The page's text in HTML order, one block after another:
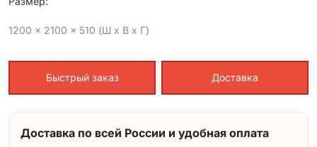
1200 x 2100 x 510 (Ш x В x Г)
Быстрый заказ Доставка
Доставка по всей России и удобная оплата